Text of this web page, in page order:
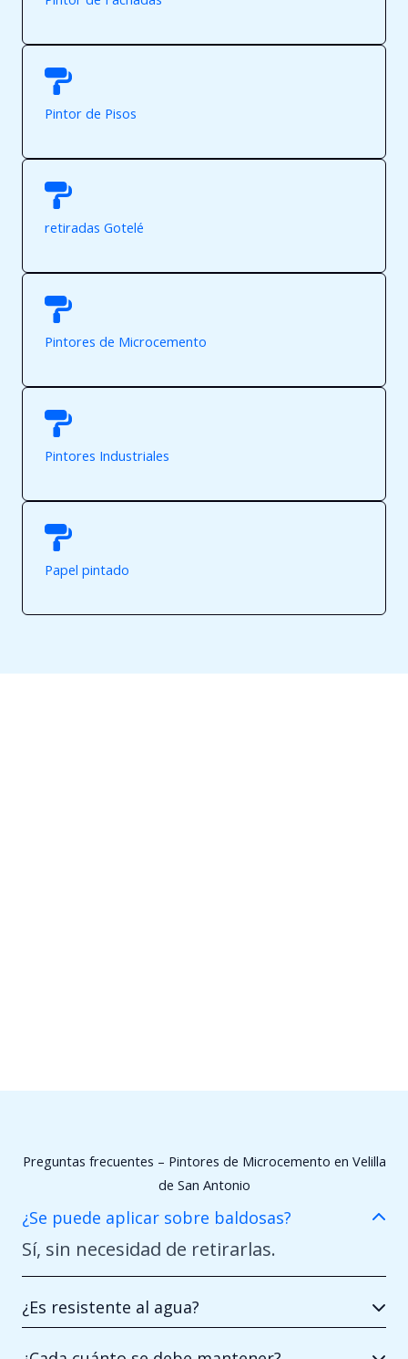
Pintor de Pisos
retiradas Gotelé
Pintores de Microcemento
Pintores Industriales
Papel pintado
Preguntas frecuentes – Pintores de Microcemento en Velilla
de San Antonio
¿Se puede aplicar sobre baldosas?
Sí, sin necesidad de retirarlas.
¿Es resistente al agua?